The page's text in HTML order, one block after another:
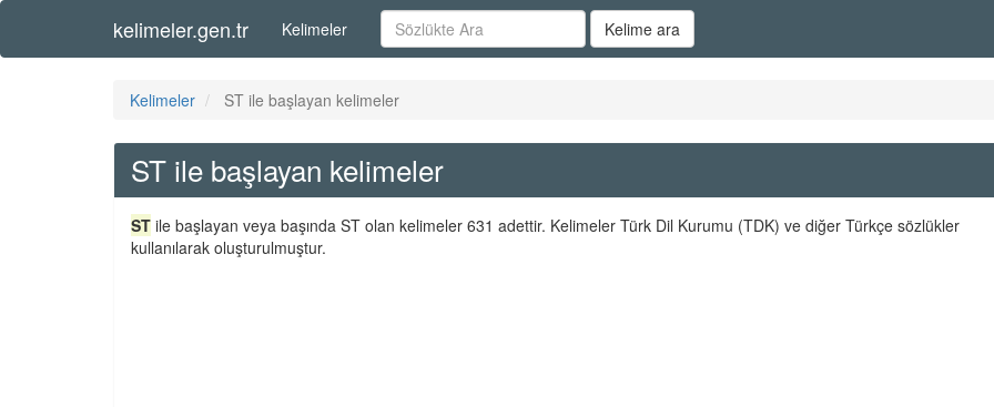
kelimeler.gen.tr Kelimeler Kelime ara
Kelimeler ST ile başlayan kelimeler
ST ile başlayan kelimeler
ST ile başlayan veya başında ST olan kelimeler 631 adettir. Kelimeler Türk Dil Kurumu (TDK) ve diğer Türkçe sözlükler
kullanılarak oluşturulmuştur.